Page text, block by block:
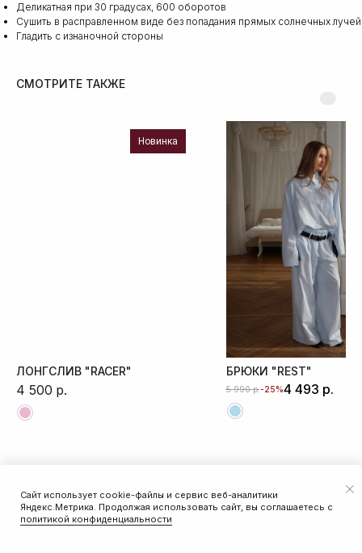
Сайт использует cookie-файлы и сервис веб-аналитики
Яндекс.Метрика. Продолжая использовать сайт, вы соглашаетесь с
политикой конфиденциальности
ДОБАВИТЬ В КОРЗИНУ
Деликатная при 30 градусах, 600 оборотов
Сушить в расправленном виде без попадания прямых солнечных лучей
Гладить с изнаночной стороны
СМОТРИТЕ ТАКЖЕ
Новинка
ЛОНГСЛИВ "RACER"
4 500 р.
БРЮКИ "REST"
4 493 р.
5 990 р.-25%